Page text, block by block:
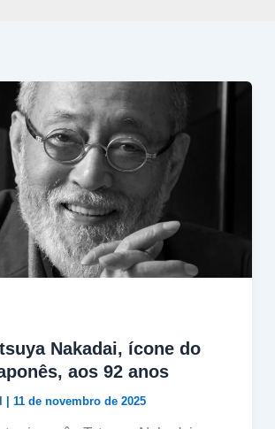
Nakadai, ícone do
aos 92 anos
11 de novembro de 2025